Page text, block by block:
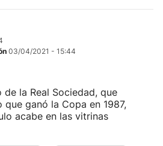
03/04/2021 - 15:44
la Real Sociedad, que
ganó la Copa en 1987,
acabe en las vitrinas